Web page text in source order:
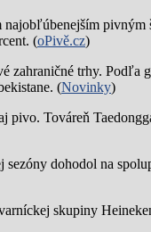
najobľúbenejším
(oPivě.cz)
zahraničné trhy.
(Novinky)
pivo. Továreň
sezóny dohodol na
skupiny